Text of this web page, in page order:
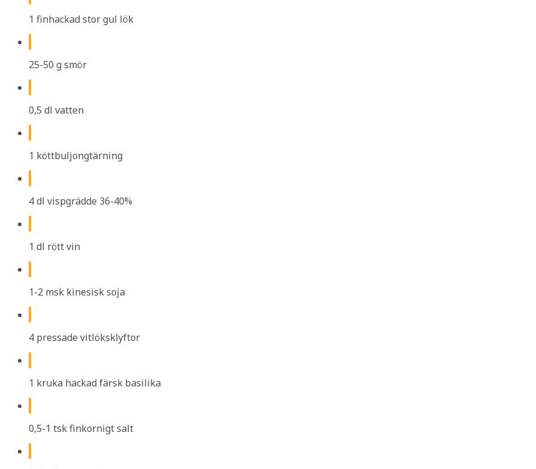
1 finhackad stor gul lök
25-50 g smör
0,5 dl vatten
1 köttbuljongtärning
4 dl vispgrädde 36-40%
1 dl rött vin
1-2 msk kinesisk soja
4 pressade vitlöksklyftor
1 kruka hackad färsk basilika
0,5-1 tsk finkornigt salt